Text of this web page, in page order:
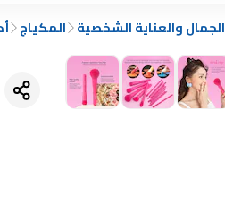
الجمال والعناية الشخصية المكياج